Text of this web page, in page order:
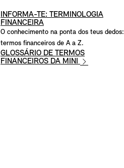
INFORMA-TE: TERMINOLOGIA
FINANCEIRA
O conhecimento na ponta dos teus dedos:
termos financeiros de A a Z.
GLOSSÁRIO DE TERMOS
FINANCEIROS DA MINI